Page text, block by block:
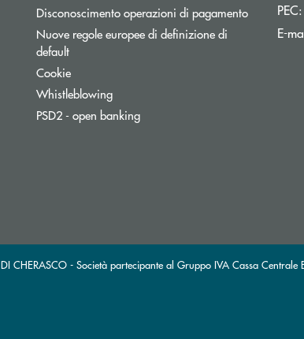
finestra
Disconoscimento operazioni di pagamentoApre una
Nuove regole europee di definizione di
default
Cookie
Whistleblowing
PSD2 - open banking
PEC:
E-
CHERASCO - Società partecipante al Gruppo IVA Cassa